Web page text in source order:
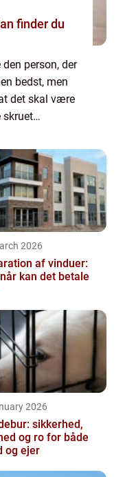
finder du
person, der
bedst, men
det skal være
skruet
2026
af vinduer:
kan det betale
2026
sikkerhed,
og ro for både
og ejer